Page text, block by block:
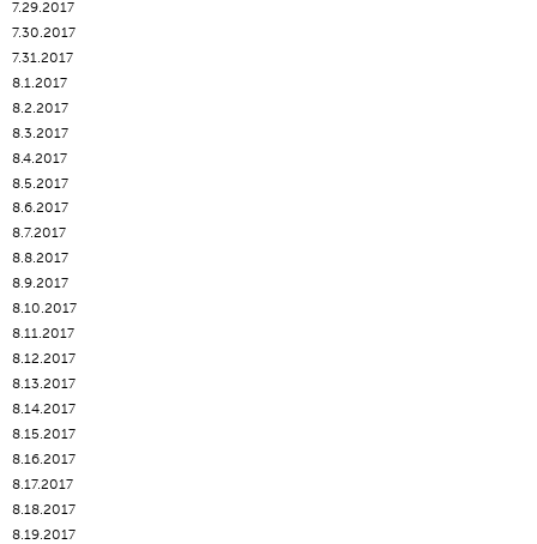
7.29.2017
7.30.2017
7.31.2017
8.1.2017
8.2.2017
8.3.2017
8.4.2017
8.5.2017
8.6.2017
8.7.2017
8.8.2017
8.9.2017
8.10.2017
8.11.2017
8.12.2017
8.13.2017
8.14.2017
8.15.2017
8.16.2017
8.17.2017
8.18.2017
8.19.2017